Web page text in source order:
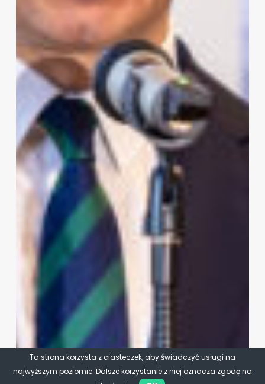
Ta strona korzysta z ciasteczek, aby świadczyć usługi na
najwyższym poziomie. Dalsze korzystanie z niej oznacza zgodę na